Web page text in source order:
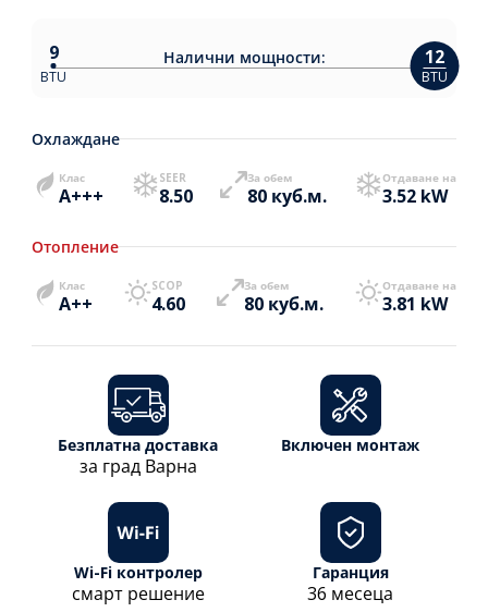
Налични мощности:
9
BTU
12
BTU
Охлаждане
Клас
A+++
SEER
8.50
За обем
80 куб.м.
Отдаване на
3.52 kW
Отопление
Клас
A++
SCOP
4.60
За обем
80 куб.м.
Отдаване на
3.81 kW
Безплатна доставка
за град Варна
Включен монтаж
Wi-Fi контролер
смарт решение
Гаранция
36 месеца